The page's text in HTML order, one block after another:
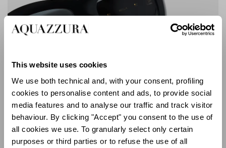
This website uses cookies
We use both technical and, with your consent, profiling
cookies to personalise content and ads, to provide social
media features and to analyse our traffic and track visitor
behaviour. By clicking "Accept" you consent to the use of
all cookies we use. To granularly select only certain
purposes or third parties or to refuse the use of all